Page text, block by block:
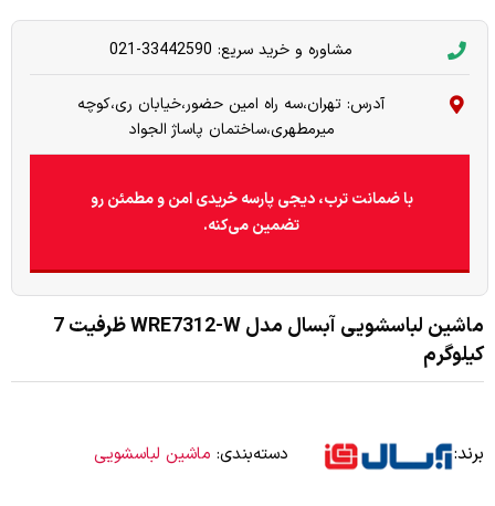
مشاوره و خرید سریع: 33442590-021
آدرس: تهران،سه راه امین حضور،خیابان ری،کوچه
میرمطهری،ساختمان پاساژ الجواد
با ضمانت ترب، دیجی پارسه خریدی امن و مطمئن رو
تضمین می‌کنه.
ماشین لباسشویی آبسال مدل WRE7312-W ظرفیت 7
کیلوگرم
برند: دسته‌بندی: ماشین لباسشویی